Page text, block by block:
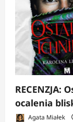
RECENZJA:
ocalenia
Agata Miałek